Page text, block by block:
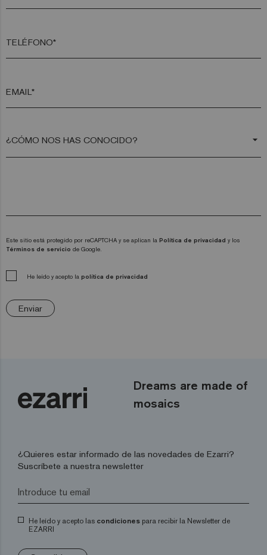
TELÉFONO*
EMAIL*
arrow_drop_down
Este sitio está protegido por reCAPTCHA y se aplican la Política de privacidad y los
Términos de servicio de Google.
He leído y acepto la política de privacidad
Enviar
Dreams are made of
mosaics
¿Quieres estar informado de las novedades de Ezarri?
Suscríbete a nuestra newsletter
He leído y acepto las condiciones para recibir la Newsletter de
EZARRI